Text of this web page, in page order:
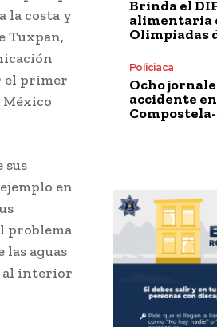
la costa y
Tuxpan,
el primer
sus
en
problema
las aguas
al interior
Brinda el
alimentaria
Olimpiadas
Policiaca
Ocho
accidente